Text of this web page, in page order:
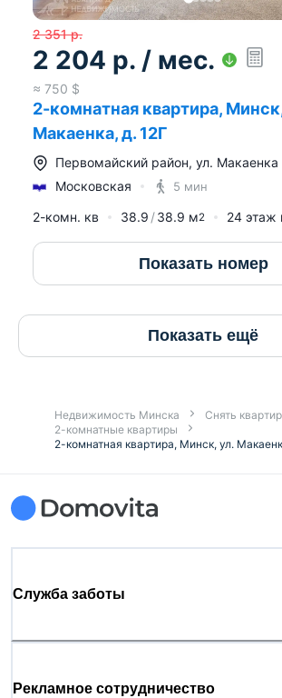
2 351 р.
2 204 р. / мес.
≈ 750 $
2-комнатная квартира,
Макаенка, д. 12Г
Первомайский район, ул. Макаенка
Московская
5 мин
2-комн. кв 38.9 38.9 м2 24 этаж
Показать номер
Показать ещё
Недвижимость Минска
Снять
2-комнатные квартиры
2-комнатная квартира, Минск, ул.
Служба заботы
Рекламное сотрудничество